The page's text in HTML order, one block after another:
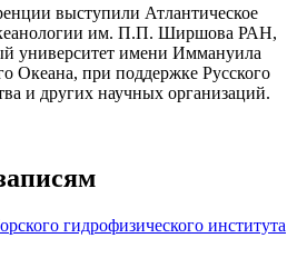
выступили Атлантическое
им. П.П. Ширшова РАН,
университет имени Иммануила
Океана, при поддержке Русского
и других научных организаций.
гидрофизического института